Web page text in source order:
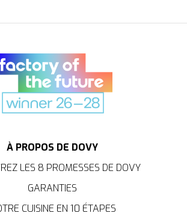
À PROPOS DE DOVY
LES 8 PROMESSES DE DOVY
GARANTIES
CUISINE EN 10 ÉTAPES